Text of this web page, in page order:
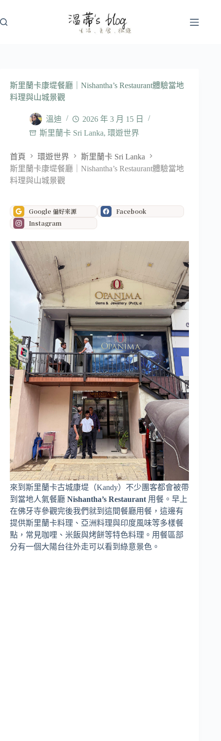
至
斯里蘭卡康堤餐廳｜Nishantha’s Restaurant體驗當地
料理與山城景觀
溫迪
2026 年 3 月 15 日
斯里蘭卡 Sri Lanka, 環遊世界
首頁 環遊世界
斯里蘭卡 Sri Lanka
斯里蘭卡康堤餐廳｜Nishantha’s Restaurant體驗當地
料理與山城景觀
Google 偏好來源
Facebook
Instagram
來到斯里蘭卡古城康堤（Kandy）不少團客都會被帶
到當地人氣餐廳 Nishantha’s Restaurant 用餐。早上
在佛牙寺參觀完後我們就到這間餐廳用餐，這邊有
提供斯里蘭卡料理、亞洲料理與印度風味等多樣餐
點，常見咖哩、米飯與烤餅等特色料理。用餐區部
分有一個大陽台往外走可以看到綠意景色。